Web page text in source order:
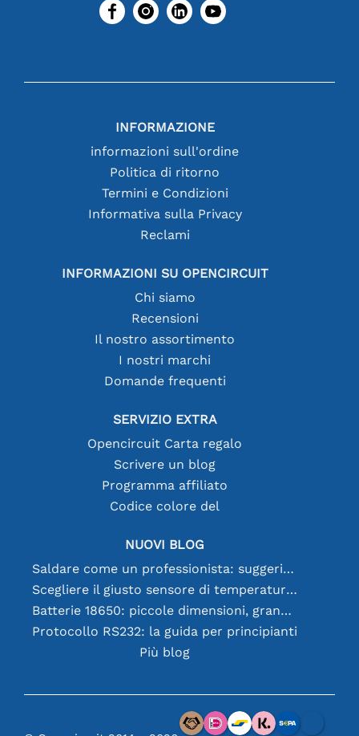
INFORMAZIONE
informazioni sull'ordine
Politica di ritorno
Termini e Condizioni
Informativa sulla Privacy
Reclami
INFORMAZIONI SU OPENCIRCUIT
Chi siamo
Recensioni
Il nostro assortimento
I nostri marchi
Domande frequenti
SERVIZIO EXTRA
Opencircuit Carta regalo
Scrivere un blog
Programma affiliato
Codice colore del
NUOVI BLOG
Saldare come un professionista: suggerimenti per connessioni elettroniche perfette
Scegliere il giusto sensore di temperatura [youtube]
Batterie 18650: piccole dimensioni, grandi prestazioni
Protocollo RS232: la guida per principianti
Più blog